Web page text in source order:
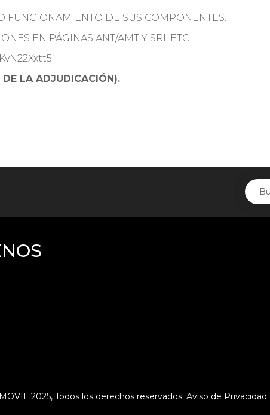
FUNCIONAMIENTO DE SUS COMPONENTES.
EN PÁGINAS ANT/AMT Y SRI, ETC.
DE LA ADJUDICACIÓN).
2025, Todos los derechos reservados. Aviso de Privacidad